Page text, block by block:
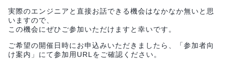
実際のエンジニアと直接お話できる機会はなかなか無いと思
いますので、
この機会にぜひご参加いただけますと幸いです。
ご希望の開催日時にお申込みいただきましたら、「参加者向
け案内」にて参加用URLをご確認ください。